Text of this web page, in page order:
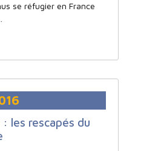
se réfugier en France
: les rescapés du